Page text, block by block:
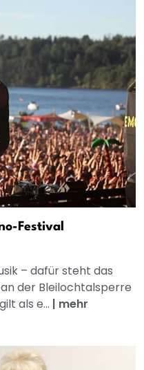
Festival
– dafür steht das
der Bleilochtalsperre
als e... | mehr